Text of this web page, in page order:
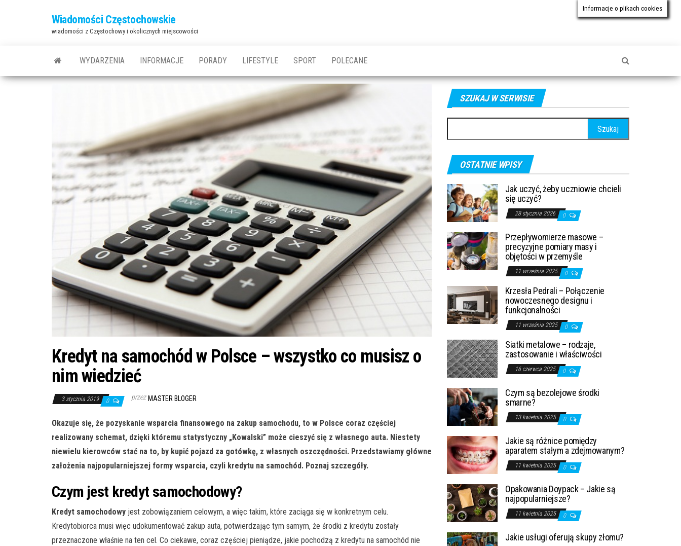
Wiadomości Częstochowskie
wiadomości z Częstochowy i okolicznych miejscowości
WYDARZENIA INFORMACJE PORADY LIFESTYLE SPORT POLECANE
Kredyt na samochód w Polsce – wszystko co musisz o
nim wiedzieć
3 stycznia 2019 0 przez MASTER BLOGER
Okazuje się, że pozyskanie wsparcia finansowego na zakup samochodu, to w Polsce coraz częściej
realizowany schemat, dzięki któremu statystyczny „Kowalski” może cieszyć się z własnego auta. Niestety
niewielu kierowców stać na to, by kupić pojazd za gotówkę, z własnych oszczędności. Przedstawiamy główne
założenia najpopularniejszej formy wsparcia, czyli kredytu na samochód. Poznaj szczegóły.
Czym jest kredyt samochodowy?
Kredyt samochodowy jest zobowiązaniem celowym, a więc takim, które zaciąga się w konkretnym celu.
Kredytobiorca musi więc udokumentować zakup auta, potwierdzając tym samym, że środki z kredytu zostały
przeznaczone właśnie na ten cel. Co ciekawe, coraz częściej pieniądze, jakie pochodzą z kredytu na samochód nie
SZUKAJ W SERWISIE
OSTATNIE WPISY
Jak uczyć, żeby uczniowie chcieli
się uczyć?
28 stycznia 2026 0
Przepływomierze masowe –
precyzyjne pomiary masy i
objętości w przemyśle
11 września 2025 0
Krzesła Pedrali – Połączenie
nowoczesnego designu i
funkcjonalności
11 września 2025 0
Siatki metalowe – rodzaje,
zastosowanie i właściwości
16 czerwca 2025 0
Czym są bezolejowe środki
smarne?
13 kwietnia 2025 0
Jakie są różnice pomiędzy
aparatem stałym a zdejmowanym?
11 kwietnia 2025 0
Opakowania Doypack – Jakie są
najpopularniejsze?
11 kwietnia 2025 0
Jakie usługi oferują skupy złomu?
Informacje o plikach cookies